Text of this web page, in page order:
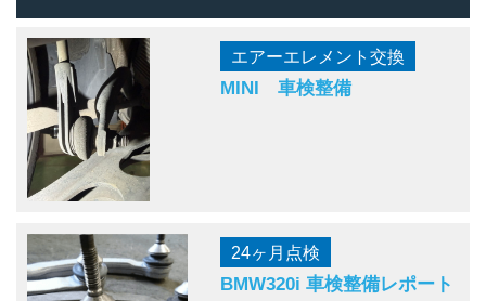
エアーエレメント交換
MINI 車検整備
24ヶ月点検
BMW320i 車検整備レポート